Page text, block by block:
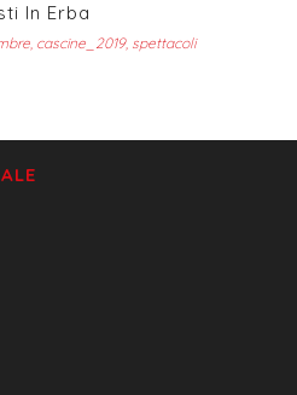
In Erba
cascine_2019, spettacoli